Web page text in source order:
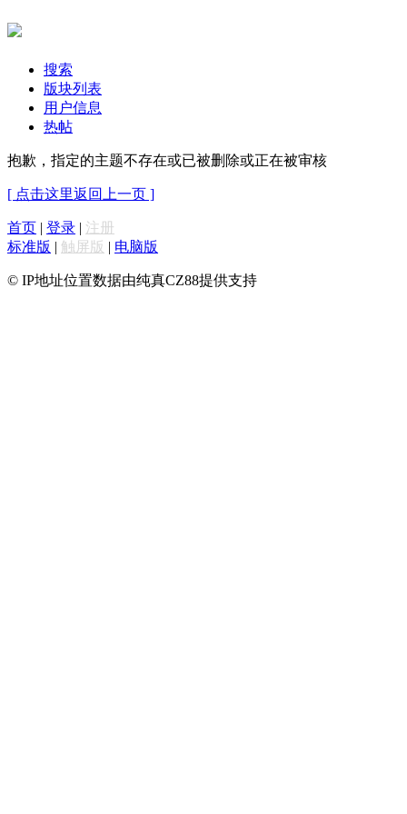
搜索
版块列表
用户信息
热帖
抱歉，指定的主题不存在或已被删除或正在被审核
[ 点击这里返回上一页 ]
首页 | 登录 | 注册
标准版 | 触屏版 | 电脑版
© IP地址位置数据由纯真CZ88提供支持